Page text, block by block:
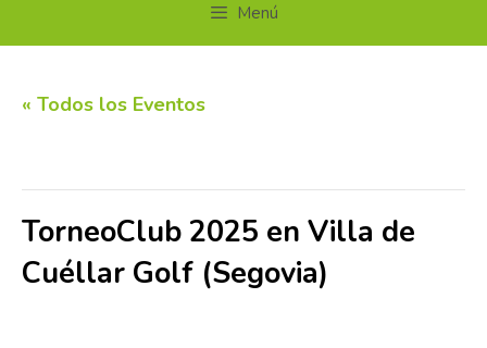
Menú
« Todos los Eventos
TorneoClub 2025 en Villa de
Cuéllar Golf (Segovia)